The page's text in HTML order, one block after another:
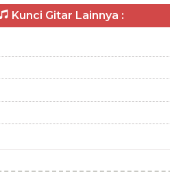
Kunci Gitar Lainnya :